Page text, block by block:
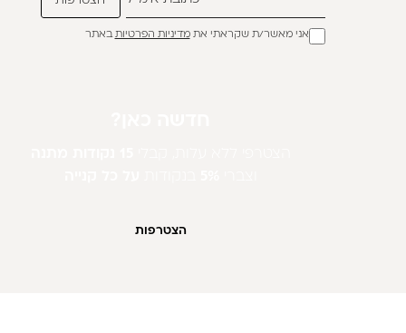
אני מאשר/ת שקראתי אתמדיניות הפרטיותבאתר
הצטרפות